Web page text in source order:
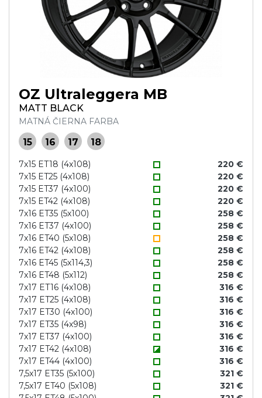
OZ Ultraleggera MB
MATT BLACK
MATNÁ ČIERNA FARBA
15 16 17 18
7x15 ET18 (4x108)
220 €
7x15 ET25 (4x108)
220 €
7x15 ET37 (4x100)
220 €
7x15 ET42 (4x108)
220 €
7x16 ET35 (5x100)
258 €
7x16 ET37 (4x100)
258 €
7x16 ET40 (5x108)
258 €
7x16 ET42 (4x108)
258 €
7x16 ET45 (5x114,3)
258 €
7x16 ET48 (5x112)
258 €
7x17 ET16 (4x108)
316 €
7x17 ET25 (4x108)
316 €
7x17 ET30 (4x100)
316 €
7x17 ET35 (4x98)
316 €
7x17 ET37 (4x100)
316 €
7x17 ET42 (4x108)
316 €
7x17 ET44 (4x100)
316 €
7,5x17 ET35 (5x100)
321 €
7,5x17 ET40 (5x108)
321 €